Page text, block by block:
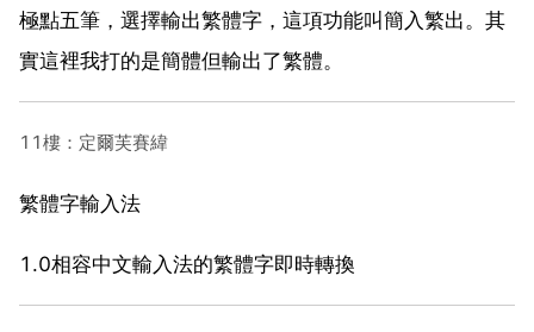
極點五筆，選擇輸出繁體字，這項功能叫簡入繁出。其
實這裡我打的是簡體但輸出了繁體。
11樓：定爾芙賽緯
繁體字輸入法
1.0相容中文輸入法的繁體字即時轉換